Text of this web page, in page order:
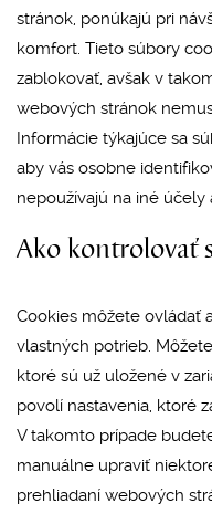
stránok, ponúkajú pri
komfort. Tieto súbory
zablokovať, avšak v
webových stránok
Informácie týkajúce sa
aby vás osobne
nepoužívajú na iné účely
Ako kontrolovať
Cookies môžete ovládať
vlastných potrieb.
ktoré sú už uložené v
povolí nastavenia, ktoré
V takomto prípade
manuálne upraviť
prehliadaní webových